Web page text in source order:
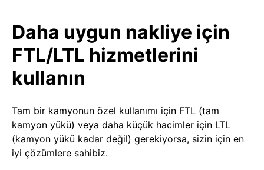
Daha uygun nakliye için
FTL/LTL hizmetlerini
kullanın
Tam bir kamyonun özel kullanımı için FTL (tam
kamyon yükü) veya daha küçük hacimler için LTL
(kamyon yükü kadar değil) gerekiyorsa, sizin için en
iyi çözümlere sahibiz.